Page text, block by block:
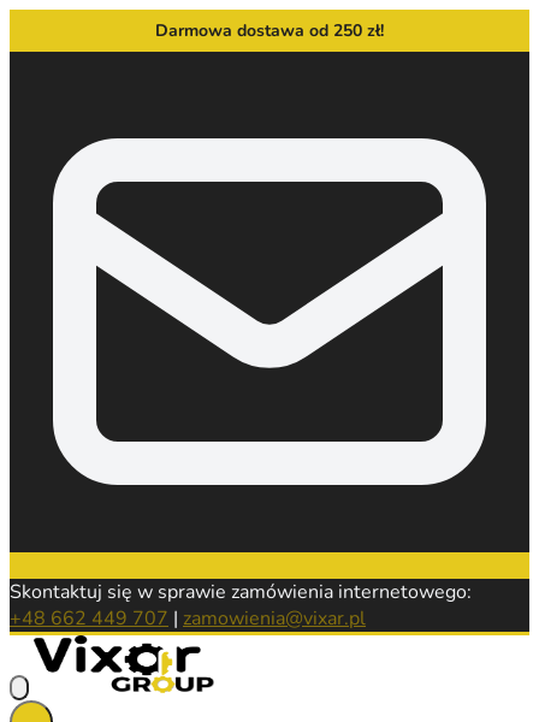
Darmowa dostawa od 250 zł!
Skontaktuj się w sprawie zamówienia internetowego:
+48 662 449 707 | zamowienia@vixar.pl